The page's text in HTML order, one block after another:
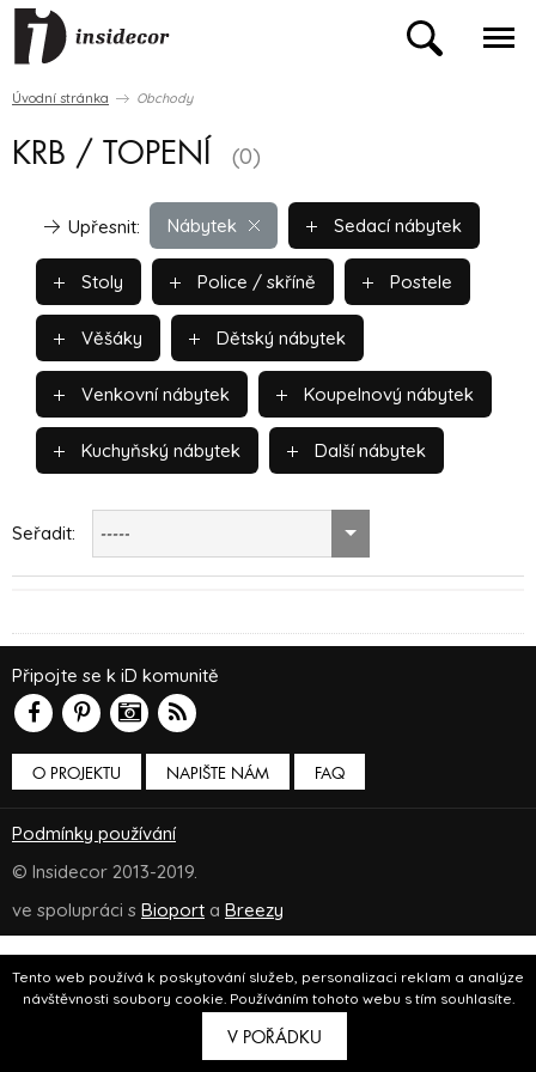
Tento web používá k poskytování služeb, personalizaci reklam a analýze
návštěvnosti soubory cookie. Používáním tohoto webu s tím souhlasíte.
V POŘÁDKU
Úvodní stránka Obchody
KRB / TOPENÍ (0)
Nábytek
Upřesnit: Sedací nábytek
Stoly Police / skříně Postele
Věšáky Dětský nábytek
Venkovní nábytek Koupelnový nábytek
Kuchyňský nábytek Další nábytek
Seřadit: -----
O PROJEKTU NAPIŠTE NÁM
Připojte se k iD komunitě
FAQ
Podmínky používání
© Insidecor 2013-2019.
ve spolupráci s Bioport a Breezy